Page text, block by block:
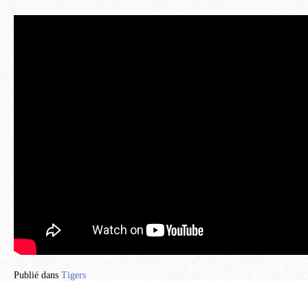
Publié dans Tigers